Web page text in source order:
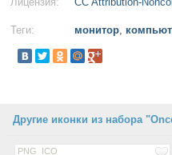
Теги: монитор,
Другие иконки из набора
PNG ICO